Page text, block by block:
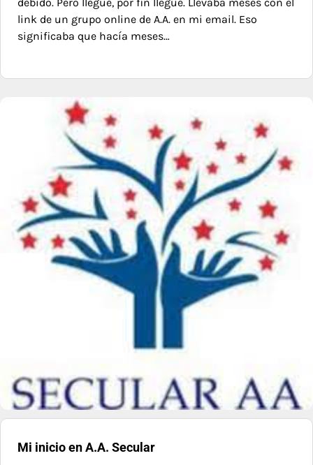
debido. Pero llegué, por fin llegué. Llevaba meses con el
link de un grupo online de A.A. en mi email. Eso
significaba que hacía meses…
Mi inicio en A.A. Secular